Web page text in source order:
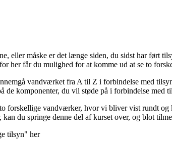
eller måske er det længe siden, du sidst har
her får du mulighed for at komme ud at se to
vandværket fra A til Z i forbindelse med
de komponenter, du vil støde på i forbindelse
forskellige vandværker, hvor vi bliver vist rundt
du springe denne del af kurset over, og blot
tilsyn" her